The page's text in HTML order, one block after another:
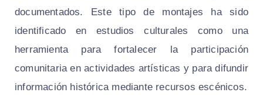
documentados. Este tipo de montajes ha sido
identificado en estudios culturales como una
herramienta para fortalecer la participación
comunitaria en actividades artísticas y para difundir
información histórica mediante recursos escénicos.